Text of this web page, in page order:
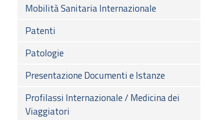
Mobilità Sanitaria Internazionale
Patenti
Patologie
Presentazione Documenti e Istanze
Profilassi Internazionale / Medicina dei
Viaggiatori